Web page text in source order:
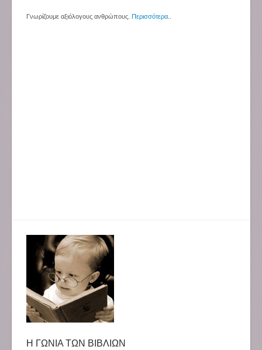
Γνωρίζουμε αξιόλογους ανθρώπους. Περισσότερα
Η ΓΩΝΙΑ ΤΩΝ ΒΙΒΛΙΩΝ